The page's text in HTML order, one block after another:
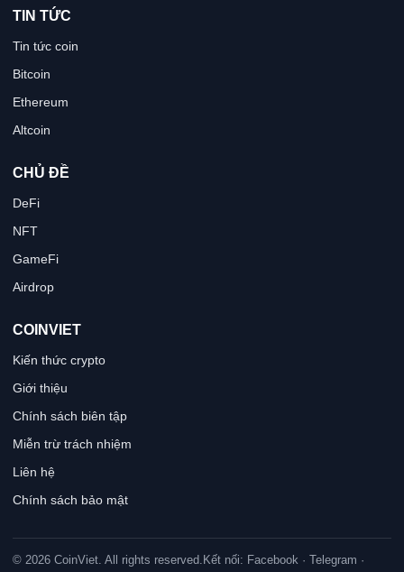
TIN TỨC
Tin tức coin
Bitcoin
Ethereum
Altcoin
CHỦ ĐỀ
DeFi
NFT
GameFi
Airdrop
COINVIET
Kiến thức crypto
Giới thiệu
Chính sách biên tập
Miễn trừ trách nhiệm
Liên hệ
Chính sách bảo mật
© 2026 CoinViet. All rights reserved. Kết nối: Facebook · Telegram ·